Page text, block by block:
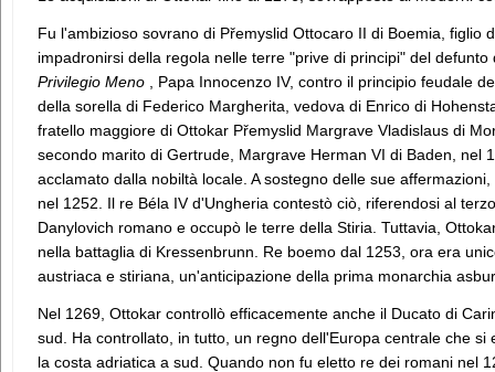
Fu l'ambizioso sovrano di Přemyslid Ottocaro II di Boemia, figlio
impadronirsi della regola nelle terre "prive di principi" del
Privilegio Meno , Papa Innocenzo IV, contro il principio feudale
della sorella di Federico Margherita, vedova di Enrico di
fratello maggiore di Ottokar Přemyslid Margrave Vladislaus di
secondo marito di Gertrude, Margrave Herman VI di Baden, nel
acclamato dalla nobiltà locale. A sostegno delle sue
nel 1252. Il re Béla IV d'Ungheria contestò ciò, riferendosi al
Danylovich romano e occupò le terre della Stiria. Tuttavia,
nella battaglia di Kressenbrunn. Re boemo dal 1253, ora era
austriaca e stiriana, un'anticipazione della prima monarchia
Nel 1269, Ottokar controllò efficacemente anche il Ducato di
sud. Ha controllato, in tutto, un regno dell'Europa centrale che
la costa adriatica a sud. Quando non fu eletto re dei romani nel